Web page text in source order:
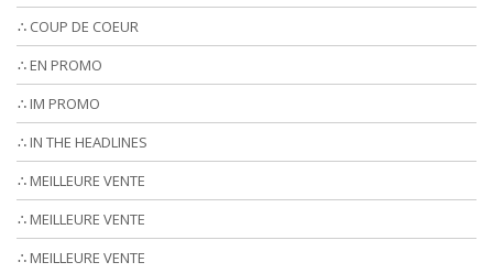
∴ COUP DE COEUR
∴ EN PROMO
∴ IM PROMO
∴ IN THE HEADLINES
∴ MEILLEURE VENTE
∴ MEILLEURE VENTE
∴ MEILLEURE VENTE